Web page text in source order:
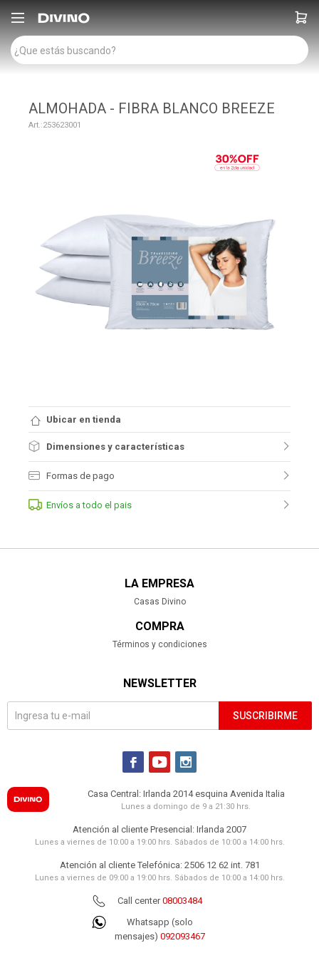

ALMOHADA - FIBRA BLANCO BREEZE
253623001
Ubicar en tienda
Dimensiones y características
Formas de pago
Envíos a todo el pais
LA EMPRESA
Casas Divino
COMPRA
Términos y condiciones
NEWSLETTER
SUSCRIBIRME
  
Casa Central: Irlanda 2014 esquina Avenida Italia
Lunes a domingo de 9 a 21:30 hrs.
Atención al cliente Presencial: Irlanda 2007
Lunes a viernes de 10:00 a 19:00 hrs. Sábados de 10:00 a 14:00 hrs.
Atención al cliente Telefónica: 2506 12 62 int. 781
Lunes a viernes de 09:00 a 19:00 hrs. Sábados de 10:00 a 14:00 hrs.
Call center08003484
Whatsapp (solo
mensajes) 092093467